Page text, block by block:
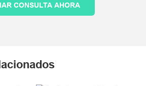
CONSULTA AHORA